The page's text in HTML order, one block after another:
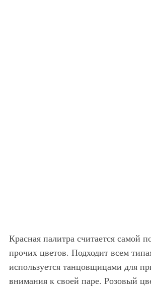
Красная палитра считается самой
прочих цветов. Подходит всем
используется танцовщицами для
внимания к своей паре. Розовый